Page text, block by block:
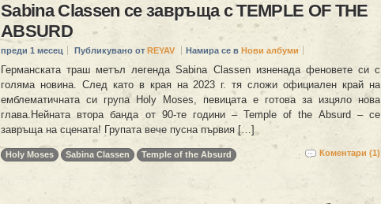
Sabina Classen се завръща с TEMPLE OF THE
ABSURD
преди 1 месец Публикувано от REYAV Намира се в Нови албуми
Германската траш метъл легенда Sabina Classen изненада феновете си с
голяма новина. След като в края на 2023 г. тя сложи официален край на
емблематичната си група Holy Moses, певицата е готова за изцяло нова
глава.Нейната втора банда от 90-те години – Temple of the Absurd – се
завръща на сцената! Групата вече пусна първия […]
Коментари (1)
Holy Moses Sabina Classen Temple of the Absurd